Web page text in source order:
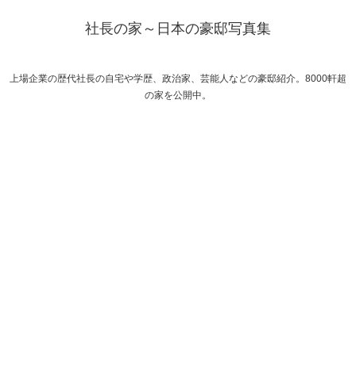
社長の家～日本の豪邸写真集
上場企業の歴代社長の自宅や学歴、政治家、芸能人などの豪邸紹介。8000軒超
の家を公開中。